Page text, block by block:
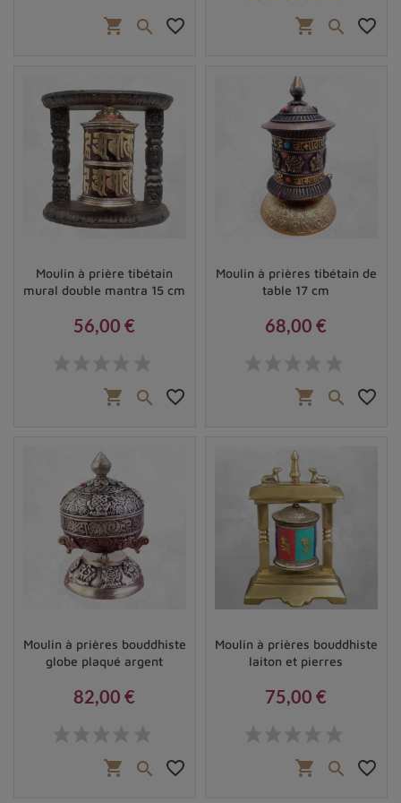
shopping_cart  favorite_border shopping_cart  favorite_border
Moulin à prière tibétain
mural double mantra 15 cm
56,00 €
shopping_cart  favorite_border
Moulin à prières tibétain de
table 17 cm
68,00 €
shopping_cart  favorite_border
Moulin à prières bouddhiste
globe plaqué argent
82,00 €
shopping_cart  favorite_border
Moulin à prières bouddhiste
laiton et pierres
75,00 €
shopping_cart  favorite_border